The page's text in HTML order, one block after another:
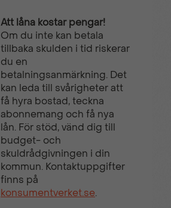
Att låna kostar pengar!
Om du inte kan betala
tillbaka skulden i tid riskerar
du en
betalningsanmärkning. Det
kan leda till svårigheter att
få hyra bostad, teckna
abonnemang och få nya
lån. För stöd, vänd dig till
budget- och
skuldrådgivningen i din
kommun. Kontaktuppgifter
finns på
konsumentverket.se.